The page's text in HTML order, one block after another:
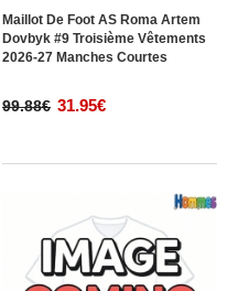
Maillot De Foot AS Roma Artem
Dovbyk #9 Troisième Vêtements
2026-27 Manches Courtes
99.88€ 31.95€